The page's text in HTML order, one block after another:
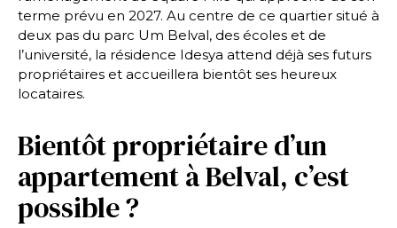
terme prévu en 2027. Au centre de ce quartier situé à
deux pas du parc Um Belval, des écoles et de
l’université, la résidence Idesya attend déjà ses futurs
propriétaires et accueillera bientôt ses heureux
locataires.
Bientôt propriétaire d’un
appartement à Belval, c’est
possible ?